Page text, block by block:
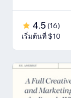
4.5 (16)
เริ่มต้นที่ $10